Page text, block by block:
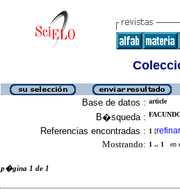
Base de datos : article
B�squeda :
Referencias encontradas : 1 [refinar
Mostrando: 1 .. 1 en
p�gina 1 de 1